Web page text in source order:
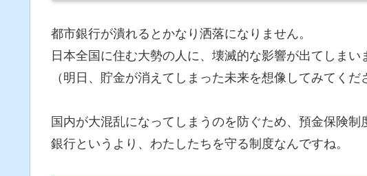
都市銀行が潰れるとかなり洒落になりません。
日本全国に住む大勢の人に、壊滅的な影響が出てしまい
（明日、貯金が消えてしまった未来を想像してみてくだ
国内が大混乱になってしまうのを防ぐため、預金保険制
銀行というより、わたしたちを守る制度なんですね。